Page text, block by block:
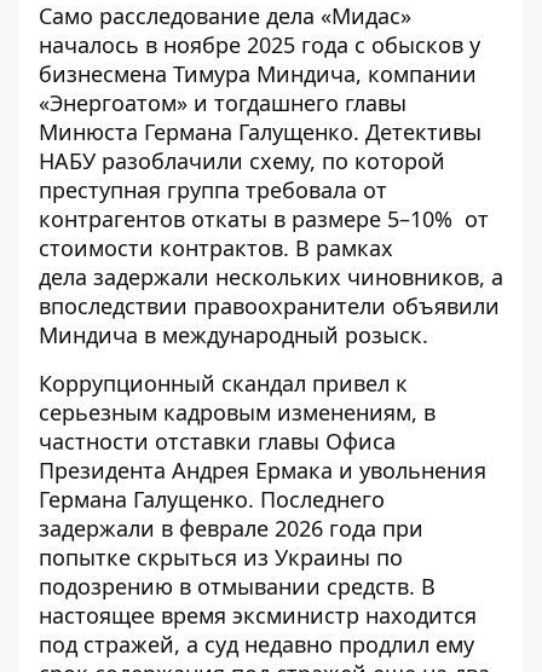
Само расследование дела «Мидас»
началось в ноябре 2025 года с обысков у
бизнесмена Тимура Миндича, компании
«Энергоатом» и тогдашнего главы
Минюста Германа Галущенко. Детективы
НАБУ разоблачили схему, по которой
преступная группа требовала от
контрагентов откаты в размере 5–10% от
стоимости контрактов. В рамках
дела задержали нескольких чиновников, а
впоследствии правоохранители объявили
Миндича в международный розыск.
Коррупционный скандал привел к
серьезным кадровым изменениям, в
частности отставки главы Офиса
Президента Андрея Ермака и увольнения
Германа Галущенко. Последнего
задержали в феврале 2026 года при
попытке скрыться из Украины по
подозрению в отмывании средств. В
настоящее время эксминистр находится
под стражей, а суд недавно продлил ему